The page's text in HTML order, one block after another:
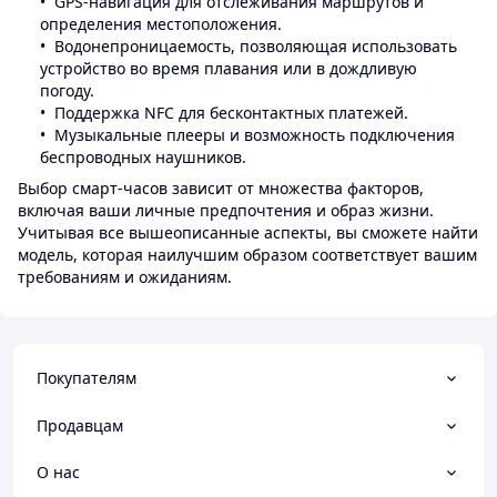
определения местоположения.
Водонепроницаемость, позволяющая использовать
устройство во время плавания или в дождливую
погоду.
Поддержка NFC для бесконтактных платежей.
Музыкальные плееры и возможность подключения
беспроводных наушников.
Выбор смарт-часов зависит от множества факторов,
включая ваши личные предпочтения и образ жизни.
Учитывая все вышеописанные аспекты, вы сможете найти
модель, которая наилучшим образом соответствует вашим
требованиям и ожиданиям.
Покупателям
Продавцам
О нас